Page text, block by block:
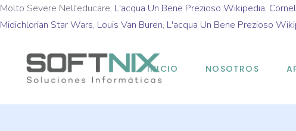
Molto Severe Nell'educare, L'acqua Un Bene Prezioso Wikipedia,
Midichlorian Star Wars, Louis Van Buren, L'acqua Un Bene Prezioso
INICIO NOSOTROS